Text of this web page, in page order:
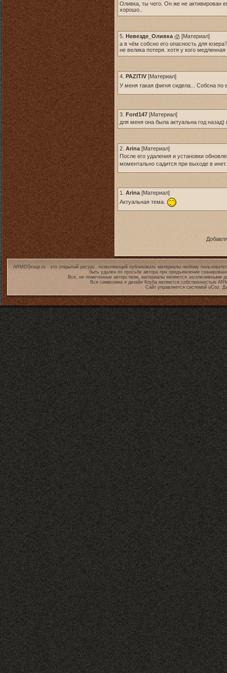
Оливка, ты чего. Он же не активирован
хорошо..
5. Невезде_Оливка [Материал]
а в чём собсно его опасность для
не велика потеря. хотя у кого
4. PAZITIV [Материал]
У меня такая фигня сидела... Собсна
3. Ford147 [Материал]
для меня она была актуальна год
2. Arina [Материал]
После его удаления и установки
моментально садится при выходе в
1. Arina [Материал]
Актуальная тема.
ARMDGroup.ru - это открытый ресурс, позволяющий публиковать материалы любому
быть удален по просьбе автора при предъявлении
Все, не помеченные авторством, материалы являются эксклюзивными
Вся символика и дизайн Клуба являются собственностью
Сайт управляется системой uCoz.